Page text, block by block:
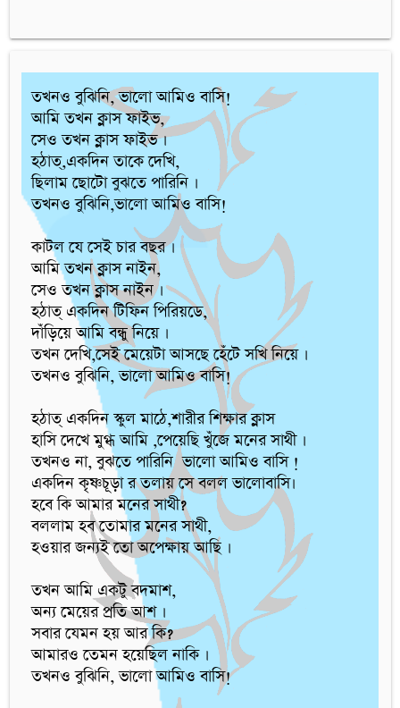
তখনও বুঝিনি, ভালো আমিও বাসি!
আমি তখন ক্লাস ফাইভ,
সেও তখন ক্লাস ফাইভ ।
হঠাত্,একদিন তাকে দেখি,
ছিলাম ছোটো বুঝতে পারিনি ।
তখনও বুঝিনি,ভালো আমিও বাসি!
কাটল যে সেই চার বছর ।
আমি তখন ক্লাস নাইন,
সেও তখন ক্লাস নাইন ।
হঠাত্ একদিন টিফিন পিরিয়ডে,
দাঁড়িয়ে আমি বন্ধু নিয়ে ।
তখন দেখি,সেই মেয়েটা আসছে হেঁটে সখি নিয়ে ।
তখনও বুঝিনি, ভালো আমিও বাসি!
হঠাত্ একদিন স্কুল মাঠে,শারীর শিক্ষার ক্লাস
হাসি দেখে মুগ্ধ আমি ,পেয়েছি খুঁজে মনের সাথী ।
তখনও না, বুঝতে পারিনি  ভালো আমিও বাসি !
একদিন কৃষ্ণচূড়া র তলায় সে বলল ভালোবাসি।
হবে কি আমার মনের সাথী?
বললাম হব তোমার মনের সাথী,
হওয়ার জন্যই তো অপেক্ষায় আছি ।
তখন আমি একটু বদমাশ,
অন্য মেয়ের প্রতি আশ ।
সবার যেমন হয় আর কি?
আমারও তেমন হয়েছিল নাকি ।
তখনও বুঝিনি, ভালো আমিও বাসি!